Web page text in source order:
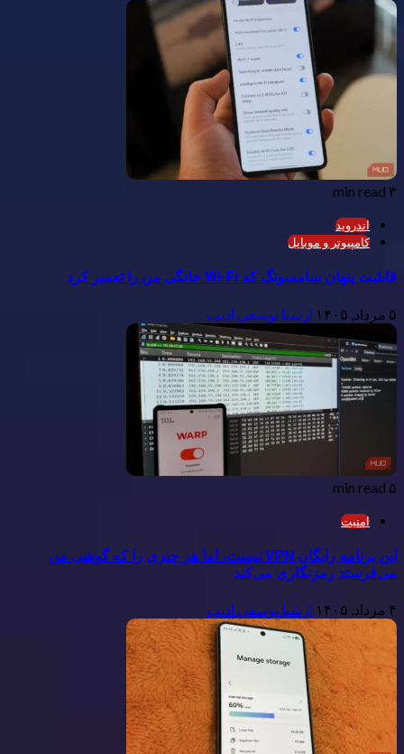
۳ min read
اندروید
کامپیوتر و موبایل
قابلیت پنهان سامسونگ که Wi-Fi خانگی من را تعمیر کرد
۵ مرداد, ۱۴۰۵ ارشیا یوسفی ادیب
۵ min read
امنیت
این برنامه رایگان VPN نیست، اما هر چیزی را که گوشی من
می‌فرستد رمزنگاری می‌کند
۴ مرداد, ۱۴۰۵ ارشیا یوسفی ادیب